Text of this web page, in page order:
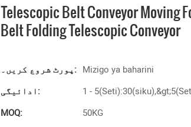
Telescopic Belt Conveyor Moving
Belt Folding Telescopic Conveyor
پورٹ شروع کریں۔: Mizigo ya baharini
ادائیگی:
1 -
MOQ:
50KG